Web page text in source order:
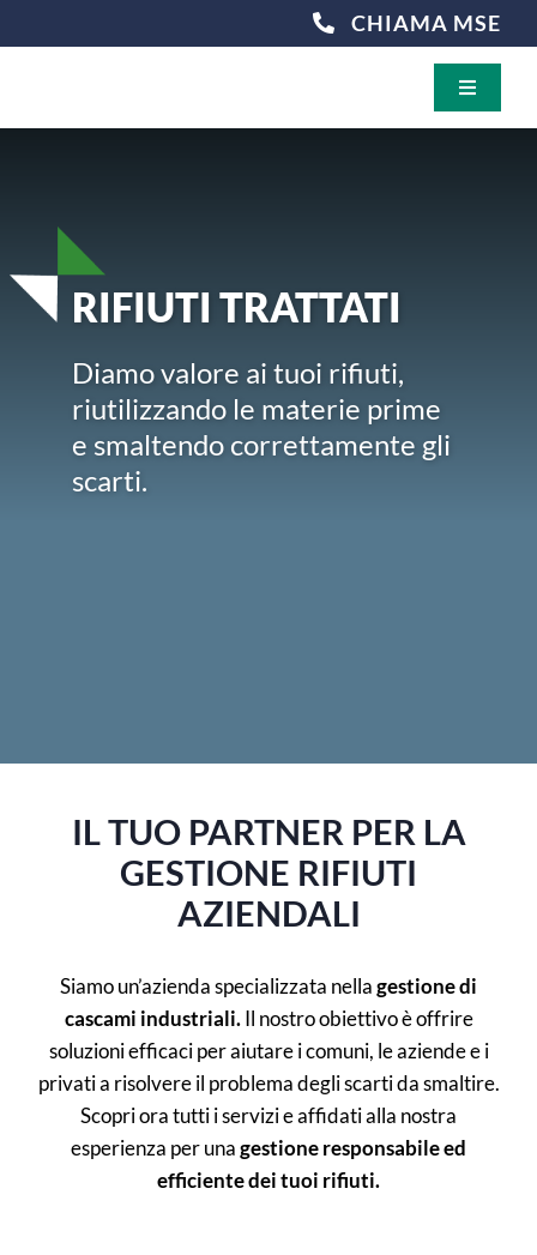
al
CHIAMA MSE
Toggle
RIFIUTI TRATTATI
CERTIFICAZIONI
RIFIUTI TRATTATI
Diamo valore ai tuoi rifiuti,
riutilizzando le materie prime
e smaltendo correttamente gli
scarti.
IL TUO PARTNER PER LA
GESTIONE RIFIUTI
AZIENDALI
Siamo un’azienda specializzata nellagestione di
cascami industriali.Il nostro obiettivo è offrire
soluzioni efficaci per aiutare i comuni, le aziende e i
privati a risolvere il problema degli scarti da smaltire.
Scopri ora tutti i servizi e affidati alla nostra
esperienza per unagestione responsabile ed
efficiente dei tuoi rifiuti.